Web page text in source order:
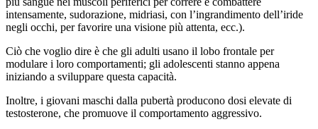
intensamente, sudorazione, midriasi, con l’ingrandimento dell’iride
negli occhi, per favorire una visione più attenta, ecc.).
Ciò che voglio dire è che gli adulti usano il lobo frontale per
modulare i loro comportamenti; gli adolescenti stanno appena
iniziando a sviluppare questa capacità.
Inoltre, i giovani maschi dalla pubertà producono dosi elevate di
testosterone, che promuove il comportamento aggressivo.